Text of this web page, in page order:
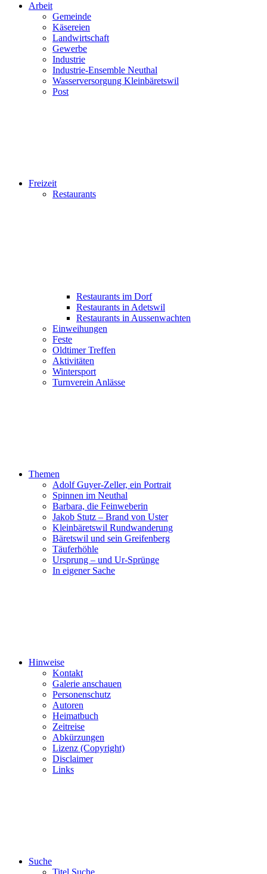
Arbeit
Gemeinde
Käsereien
Landwirtschaft
Gewerbe
Industrie
Industrie-Ensemble Neuthal
Wasserversorgung Kleinbäretswil
Post
Freizeit
Restaurants
Restaurants im Dorf
Restaurants in Adetswil
Restaurants in Aussenwachten
Einweihungen
Feste
Oldtimer Treffen
Aktivitäten
Wintersport
Turnverein Anlässe
Themen
Adolf Guyer-Zeller, ein Portrait
Spinnen im Neuthal
Barbara, die Feinweberin
Jakob Stutz – Brand von Uster
Kleinbäretswil Rundwanderung
Bäretswil und sein Greifenberg
Täuferhöhle
Ursprung – und Ur-Sprünge
In eigener Sache
Hinweise
Kontakt
Galerie anschauen
Personenschutz
Autoren
Heimatbuch
Zeitreise
Abkürzungen
Lizenz (Copyright)
Disclaimer
Links
Suche
Titel Suche